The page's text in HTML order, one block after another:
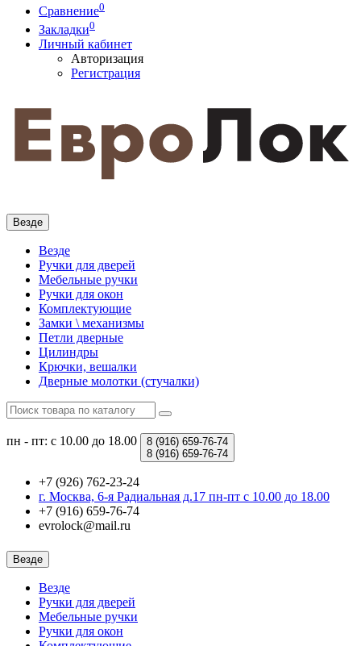
Сравнение0
Закладки0
Личный кабинет
Авторизация
Регистрация
Везде
Везде
Ручки для дверей
Мебельные ручки
Ручки для окон
Комплектующие
Замки \ механизмы
Петли дверные
Цилиндры
Крючки, вешалки
Дверные молотки (стучалки)
пн - пт: с 10.00 до 18.00 8 (916) 659-76-74
8 (916) 659-76-74
+7 (926) 762-23-24
г. Москва, 6-я Радиальная д.17 пн-пт с 10.00 до 18.00
+7 (916) 659-76-74
evrolock@mail.ru
Везде
Везде
Ручки для дверей
Мебельные ручки
Ручки для окон